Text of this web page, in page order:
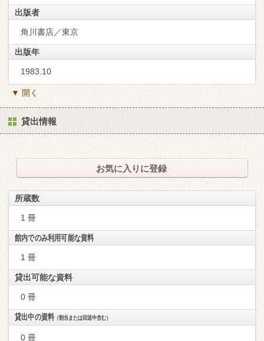
出版者
角川書店／東京
出版年
1983.10
▼ 開く
貸出情報
お気に入りに登録
所蔵数
1 冊
館内でのみ利用可能な資料
1 冊
貸出可能な資料
0 冊
貸出中の資料（割当または回送中含む）
0 冊